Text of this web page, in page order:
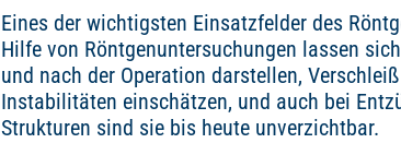
Eines der wichtigsten Einsatzfelder des
Hilfe von Röntgenuntersuchungen lassen
und nach der Operation darstellen,
Instabilitäten einschätzen, und auch bei
Strukturen sind sie bis heute unverzichtbar.